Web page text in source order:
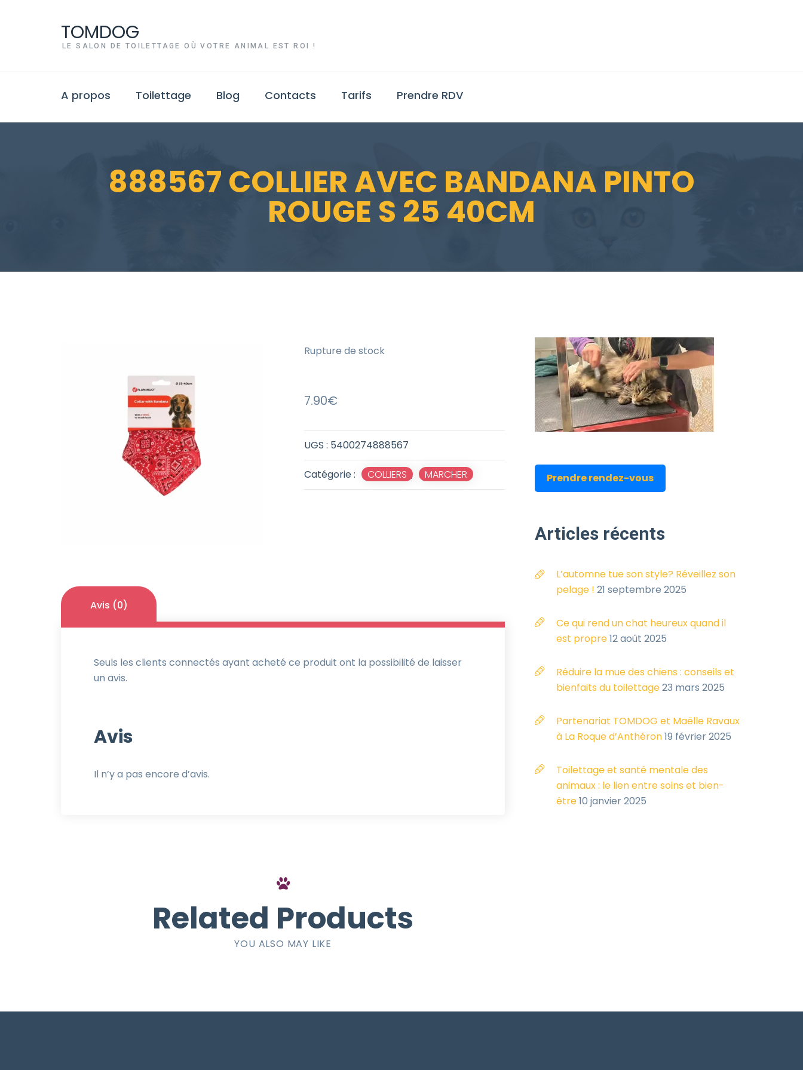
TOMDOG
LE SALON DE TOILETTAGE OÙ VOTRE ANIMAL EST ROI !
A propos Toilettage Blog Contacts Tarifs Prendre RDV
888567 COLLIER AVEC BANDANA PINTO
ROUGE S 25 40CM
UGS : 5400274888567
Catégorie : COLLIERS , MARCHER
7.90€
Rupture de stock
Avis (0)
Avis
Il n’y a pas encore d’avis.
Seuls les clients connectés ayant acheté ce produit ont la possibilité de laisser
un avis.
Related Products
YOU ALSO MAY LIKE
Prendre rendez-vous
Articles récents
L’automne tue son style? Réveillez son
pelage ! 21 septembre 2025
Ce qui rend un chat heureux quand il
est propre12 août 2025
Réduire la mue des chiens : conseils et
bienfaits du toilettage23 mars 2025
Partenariat TOMDOG et Maëlle Ravaux
à La Roque d’Anthéron19 février 2025
Toilettage et santé mentale des
animaux : le lien entre soins et bien-
être10 janvier 2025